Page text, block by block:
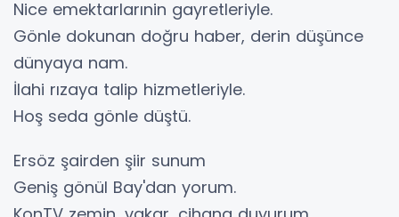
Nice emektarlarınin gayretleriyle.
Gönle dokunan doğru haber, derin düşünce
dünyaya nam.
İlahi rızaya talip hizmetleriyle.
Hoş seda gönle düştü.
Ersöz şairden şiir sunum
Geniş gönül Bay'dan yorum.